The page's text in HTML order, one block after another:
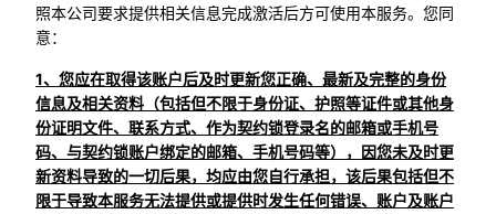
照本公司要求提供相关信息完成激活后方可使用本服务。您同
意：
1、您应在取得该账户后及时更新您正确、最新及完整的身份
信息及相关资料（包括但不限于身份证、护照等证件或其他身
份证明文件、联系方式、作为契约锁登录名的邮箱或手机号
码、与契约锁账户绑定的邮箱、手机号码等），因您未及时更
新资料导致的一切后果，均应由您自行承担，该后果包括但不
限于导致本服务无法提供或提供时发生任何错误、账户及账户